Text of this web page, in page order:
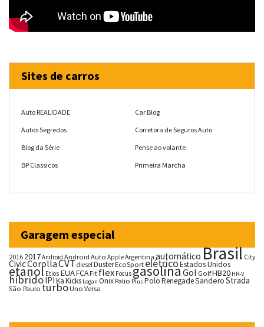
Sites de carros
Auto REALIDADE
Autos Segredos
Blog da Série
BP Classicos
Car Blog
Corretora de Seguros Auto
Pense ao volante
Primeira Marcha
Garagem especial
20162017Android Android Auto AppleArgentina automáticoBrasil City
CivicCorollaCVTdieselDusterEcoSportelétricoEstados Unidos
etanol Etios EUAFCA Fit flex FocusgasolinaGol GolfHB20 HR-V
híbridoIPIKaKicks Logan OnixPalio PlusPoloRenegadeSanderoStrada
São Paulo turboUno Versa